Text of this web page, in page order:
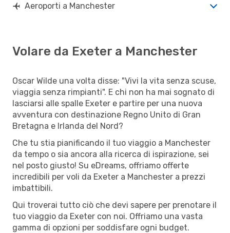
Aeroporti a Manchester
Volare da Exeter a Manchester
Oscar Wilde una volta disse: "Vivi la vita senza scuse,
viaggia senza rimpianti". E chi non ha mai sognato di
lasciarsi alle spalle Exeter e partire per una nuova
avventura con destinazione Regno Unito di Gran
Bretagna e Irlanda del Nord?
Che tu stia pianificando il tuo viaggio a Manchester
da tempo o sia ancora alla ricerca di ispirazione, sei
nel posto giusto! Su eDreams, offriamo offerte
incredibili per voli da Exeter a Manchester a prezzi
imbattibili.
Qui troverai tutto ciò che devi sapere per prenotare il
tuo viaggio da Exeter con noi. Offriamo una vasta
gamma di opzioni per soddisfare ogni budget.